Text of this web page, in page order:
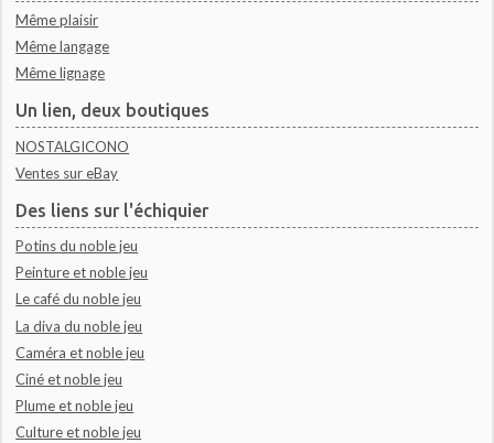
Même plaisir
Même langage
Même lignage
Un lien, deux boutiques
NOSTALGICONO
Ventes sur eBay
Des liens sur l'échiquier
Potins du noble jeu
Peinture et noble jeu
Le café du noble jeu
La diva du noble jeu
Caméra et noble jeu
Ciné et noble jeu
Plume et noble jeu
Culture et noble jeu